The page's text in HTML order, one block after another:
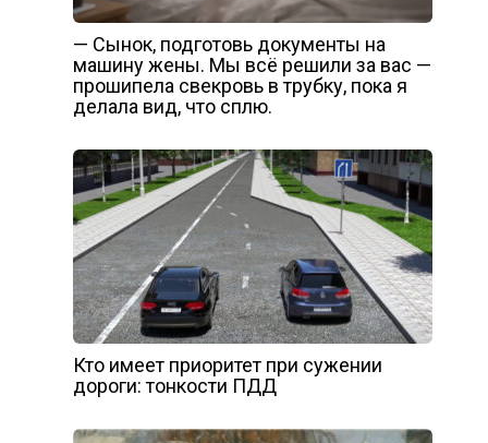
— Сынок, подготовь документы на
машину жены. Мы всё решили за вас —
прошипела свекровь в трубку, пока я
делала вид, что сплю.
Кто имеет приоритет при сужении
дороги: тонкости ПДД